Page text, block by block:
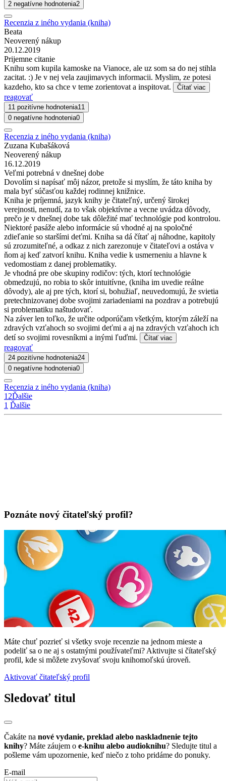
2 negatívne hodnotenia2
Recenzia z iného vydania (kniha)
Beata
Neoverený nákup
20.12.2019
Prijemne citanie
Knihu som kupila kamoske na Vianoce, ale uz som sa do nej stihla
zacitat. :) Je v nej vela zaujimavych informacii. Myslim, ze potesi
kazdeho, kto sa chce v teme zorientovat a inspitovat.
Čítať viac
reagovať
11 pozitívne hodnotenia11
0 negatívne hodnotenia0
Recenzia z iného vydania (kniha)
Zuzana Kubašáková
Neoverený nákup
16.12.2019
Veľmi potrebná v dnešnej dobe
Dovolím si napísať môj názor, pretože si myslím, že táto kniha by
mala byť súčasťou každej rodinnej knižnice.
Kniha je príjemná, jazyk knihy je čitateľný, určený širokej
verejnosti, nenudí, za to však objektívne a vecne uvádza dôvody,
prečo je v dnešnej dobe tak dôležité mať technológie pod kontrolou.
Niektoré pasáže alebo informácie sú vhodné aj na spoločné
zdieľanie so staršími deťmi. Kniha sa dá čítať aj náhodne, kapitoly
sú zrozumiteľné, a odkaz z nich zarezonuje v čitateľovi a ostáva v
ňom aj keď zatvorí knihu. Kniha vedie k usmerneniu a hlavne k
vedomostiam z danej problematiky.
Je vhodná pre obe skupiny rodičov: tých, ktorí technológie
obmedzujú, no robia to skôr intuitívne, (kniha im uvedie reálne
dôvody), ale aj pre tých, ktorí si, bohužiaľ, neuvedomujú, že svietia
pretechnizovanej dobe svojimi zariadeniami na pozdrav a potrebujú
si problematiku naštudovať.
Na záver len toľko, že určite odporúčam všetkým, ktorým záleží na
zdravých vzťahoch so svojimi deťmi a aj na zdravých vzťahoch ich
detí so svojimi rovesníkmi a inými ľuďmi.
Čítať viac
reagovať
24 pozitívne hodnotenia24
0 negatívne hodnotenia0
Recenzia z iného vydania (kniha)
1 2Ďalšie
1 Ďalšie
Poznáte nový čitateľský profil?
Máte chuť pozrieť si všetky svoje recenzie na jednom mieste a
podeliť sa o ne aj s ostatnými používateľmi? Aktivujte si čítateľský
profil, kde si môžete zvyšovať svoju knihomoľskú úroveň.
Aktivovať čitateľský profil
Sledovať titul
Čakáte na nové vydanie, preklad alebo naskladnenie tejto
knihy? Máte záujem o e-knihu alebo audioknihu? Sledujte titul a
pošleme vám upozornenie, keď niečo z toho pridáme do ponuky.
E-mail